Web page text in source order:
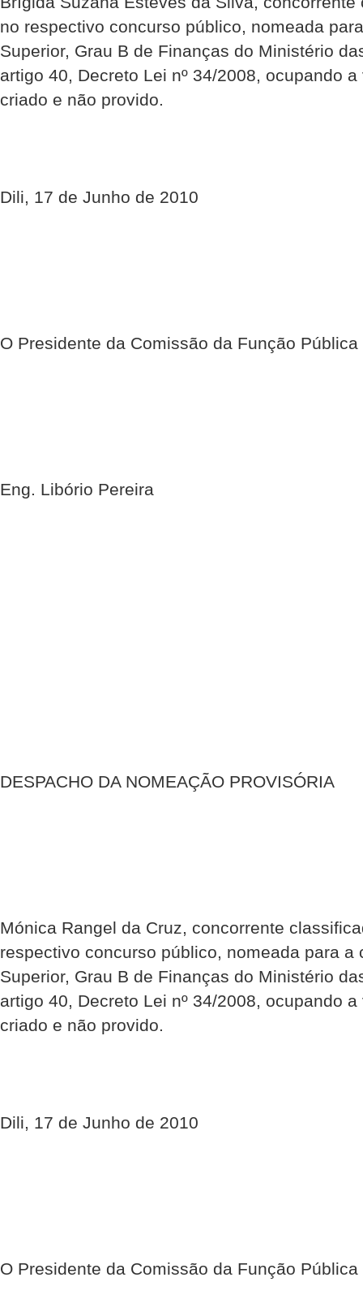
no respectivo concurso público, nomeada
Superior, Grau B de Finanças do Ministério
artigo 40, Decreto Lei nº 34/2008, ocupando
criado e não provido.
Dili, 17 de Junho de 2010
O Presidente da Comissão da Função Pública
Eng. Libório Pereira
DESPACHO DA NOMEAÇÃO PROVISÓRIA
Mónica Rangel da Cruz, concorrente
respectivo concurso público, nomeada para a
Superior, Grau B de Finanças do Ministério
artigo 40, Decreto Lei nº 34/2008, ocupando
criado e não provido.
Dili, 17 de Junho de 2010
O Presidente da Comissão da Função Pública